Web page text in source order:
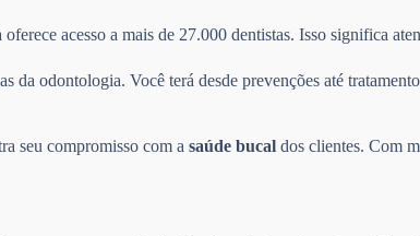
oferece acesso a mais de 27.000 dentistas. Isso significa
da odontologia. Você terá desde prevenções até
seu compromisso com a saúde bucal dos clientes. Com